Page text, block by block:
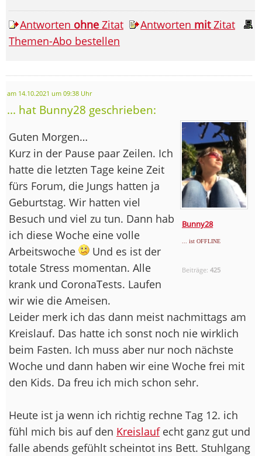
Antworten ohne Zitat Antworten mitZitat
Themen-Abo bestellen
am 14.10.2021 um 09:38 Uhr
... hat Bunny28 geschrieben:
Bunny28
... ist OFFLINE
Beiträge:425
Guten Morgen…
Kurz in der Pause paar Zeilen. Ich
hatte die letzten Tage keine Zeit
fürs Forum, die Jungs hatten ja
Geburtstag. Wir hatten viel
Besuch und viel zu tun. Dann hab
ich diese Woche eine volle
Arbeitswoche
Und es ist der
totale Stress momentan. Alle
krank und CoronaTests. Laufen
wir wie die Ameisen.
Leider merk ich das dann meist nachmittags am
Kreislauf. Das hatte ich sonst noch nie wirklich
beim Fasten. Ich muss aber nur noch nächste
Woche und dann haben wir eine Woche frei mit
den Kids. Da freu ich mich schon sehr.
Heute ist ja wenn ich richtig rechne Tag 12. ich
fühl mich bis auf den Kreislaufecht ganz gut und
falle abends gefühlt scheintot ins Bett. Stuhlgang